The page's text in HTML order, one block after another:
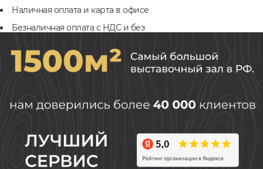
Наличная оплата и карта в офисе
Безналичная оплата с НДС и без